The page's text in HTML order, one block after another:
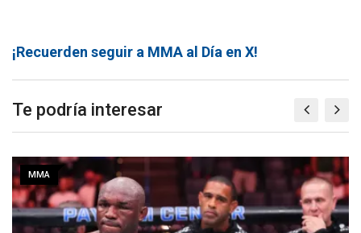
¡Recuerden seguir a MMA al Día en X!
Te podría interesar
MMA